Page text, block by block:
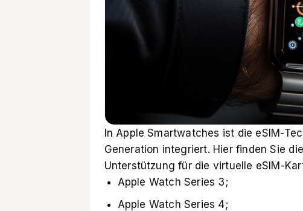
In Apple Smartwatches ist die eSIM-
Generation integriert. Hier finden Sie
Unterstützung für die virtuelle eSIM-
Apple Watch Series 3;
Apple Watch Series 4;